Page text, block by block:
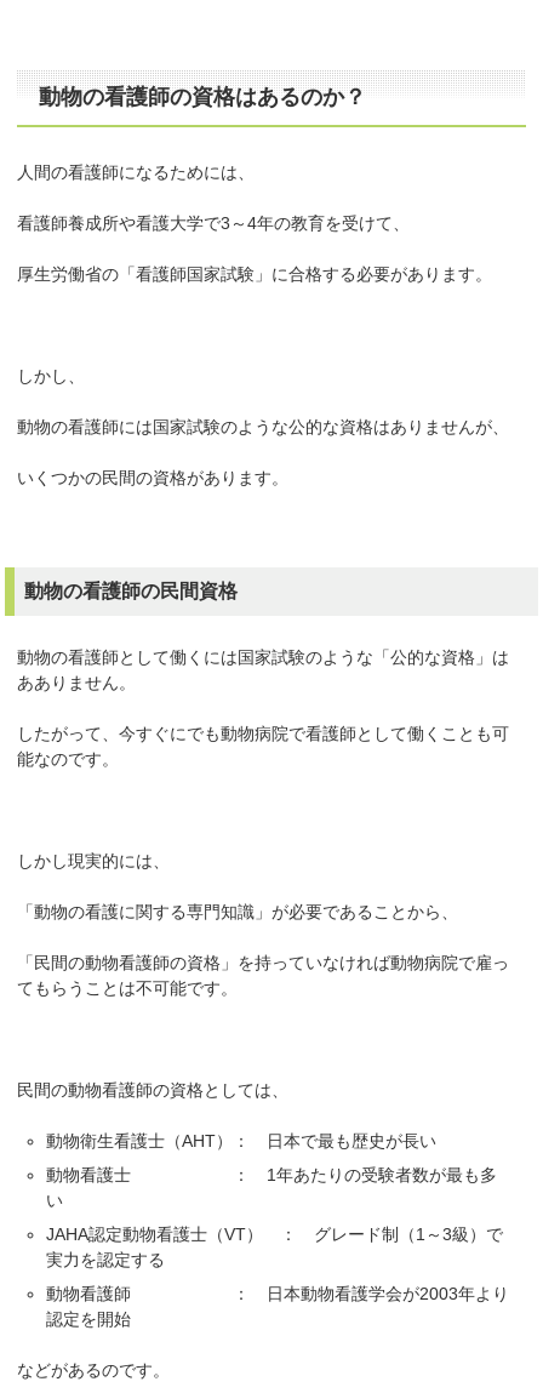
動物の看護師の資格はあるのか？
人間の看護師になるためには、
看護師養成所や看護大学で3～4年の教育を受けて、
厚生労働省の「看護師国家試験」に合格する必要があります。
しかし、
動物の看護師には国家試験のような公的な資格はありませんが、
いくつかの民間の資格があります。
動物の看護師の民間資格
動物の看護師として働くには国家試験のような「公的な資格」は
あありません。
したがって、今すぐにでも動物病院で看護師として働くことも可
能なのです。
しかし現実的には、
「動物の看護に関する専門知識」が必要であることから、
「民間の動物看護師の資格」を持っていなければ動物病院で雇っ
てもらうことは不可能です。
民間の動物看護師の資格としては、
動物衛生看護士（AHT）： 日本で最も歴史が長い
動物看護士 ： 1年あたりの受験者数が最も多
い
JAHA認定動物看護士（VT） ： グレード制（1～3級）で
実力を認定する
動物看護師 ： 日本動物看護学会が2003年より
認定を開始
などがあるのです。